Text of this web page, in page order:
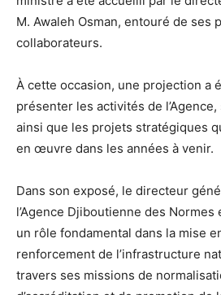
M. Awaleh Osman, entouré de ses
collaborateurs.
À cette occasion, une projection a
présenter les activités de
ainsi que les projets stratégiques
en œuvre dans les années à venir.
Dans son exposé, le directeur
l’Agence Djiboutienne des Normes
un rôle fondamental dans la mise
renforcement de l’infrastructure
travers ses missions de